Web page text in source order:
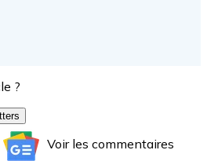
?
WhatsAppVoir les commentaires